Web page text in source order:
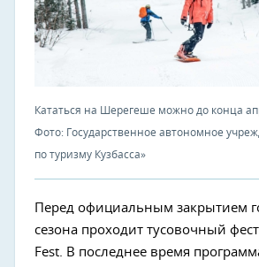
Кататься на Шерегеше можно до конца
Фото: Государственное автономное
по туризму Кузбасса»
Перед официальным закрытием
сезона проходит тусовочный
Fest. В последнее время